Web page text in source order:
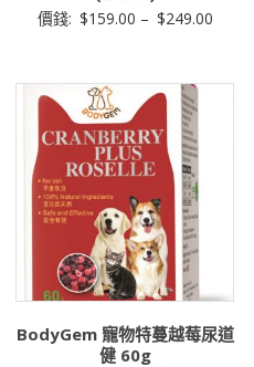
價錢: $159.00 – $249.00
BodyGem 寵物特蔓越莓尿道
健 60g